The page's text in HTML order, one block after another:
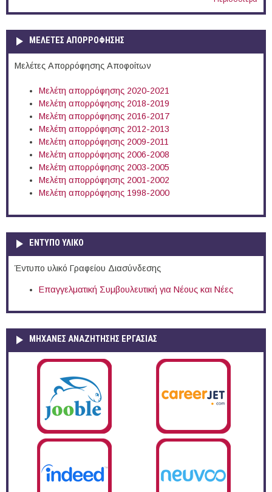
ΜΕΛΕΤΕΣ ΑΠΟΡΡΟΦΗΣΗΣ
Μελέτες Απορρόφησης Αποφοίτων
Μελέτη απορρόφησης 2020-2021
Μελέτη απορρόφησης 2018-2019
Μελέτη απορρόφησης 2016-2017
Μελέτη απορρόφησης 2012-2013
Μελέτη απορρόφησης 2009-2011
Μελέτη απορρόφησης 2006-2008
Μελέτη απορρόφησης 2003-2005
Μελέτη απορρόφησης 2001-2002
Μελέτη απορρόφησης 1998-2000
ΕΝΤΥΠΟ ΥΛΙΚΟ
Έντυπο υλικό Γραφείου Διασύνδεσης
Επαγγελματική Συμβουλευτική για Νέους και Νέες
ΜΗΧΑΝΕΣ ΑΝΑΖΗΤΗΣΗΣ ΕΡΓΑΣΙΑΣ